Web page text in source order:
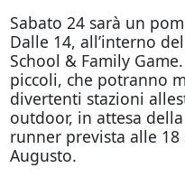
Sabato 24 sarà un
Dalle 14, all’interno
School & Family
piccoli, che potranno
divertenti stazioni
outdoor, in attesa
runner prevista alle 18
Augusto.